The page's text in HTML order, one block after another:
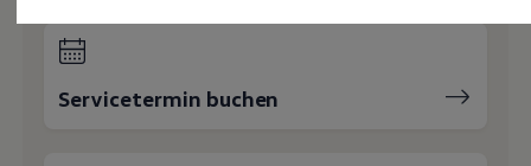
Besitzer und Service
Software Updates
Servicetermin buchen